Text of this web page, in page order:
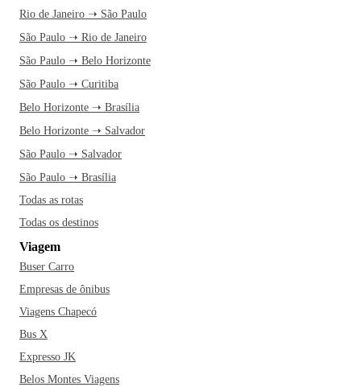
Rio de Janeiro ➝ São Paulo
São Paulo ➝ Rio de Janeiro
São Paulo ➝ Belo Horizonte
São Paulo ➝ Curitiba
Belo Horizonte ➝ Brasília
Belo Horizonte ➝ Salvador
São Paulo ➝ Salvador
São Paulo ➝ Brasília
Todas as rotas
Todas os destinos
Viagem
Buser Carro
Empresas de ônibus
Viagens Chapecó
Bus X
Expresso JK
Belos Montes Viagens